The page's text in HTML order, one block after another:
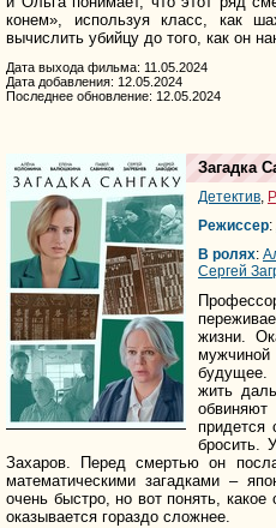
конем», используя класс, как
вычислить убийцу до того, как он
Дата выхода фильма: 11.05.2024
Дата добавления: 12.05.2024
Последнее обновление: 12.05.2024
Загадка
Детектив,
Режиссер:
В ролях:
Сергей
жизни.
будущее.
жить
придется
бросить.
Захаров. Перед смертью он
математическими загадками –
очень быстро, но вот понять,
оказывается гораздо сложнее.